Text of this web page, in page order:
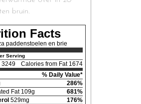
bruin.
Facts
paddenstoelen en brie
Serving
3249
Calories from Fat 1674
% Daily Value*
286%
Fat 109g
681%
529mg
176%